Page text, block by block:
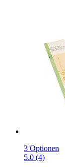
3 Optionen
5.0 (4)